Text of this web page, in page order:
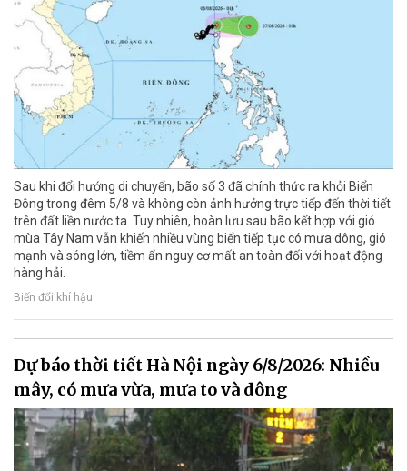
Sau khi đổi hướng di chuyển, bão số 3 đã chính thức ra khỏi Biển
Đông trong đêm 5/8 và không còn ảnh hưởng trực tiếp đến thời tiết
trên đất liền nước ta. Tuy nhiên, hoàn lưu sau bão kết hợp với gió
mùa Tây Nam vẫn khiến nhiều vùng biển tiếp tục có mưa dông, gió
mạnh và sóng lớn, tiềm ẩn nguy cơ mất an toàn đối với hoạt động
hàng hải.
Biến đổi khí hậu
Dự báo thời tiết Hà Nội ngày 6/8/2026: Nhiều
mây, có mưa vừa, mưa to và dông